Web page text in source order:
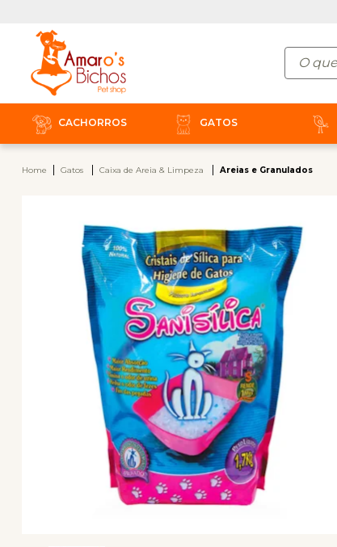
CACHORROS GATOS
Home Gatos Caixa de Areia & Limpeza Areias e Granulados